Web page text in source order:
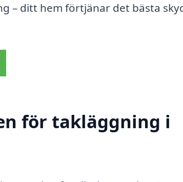
– ditt hem förtjänar det bästa
för takläggning i